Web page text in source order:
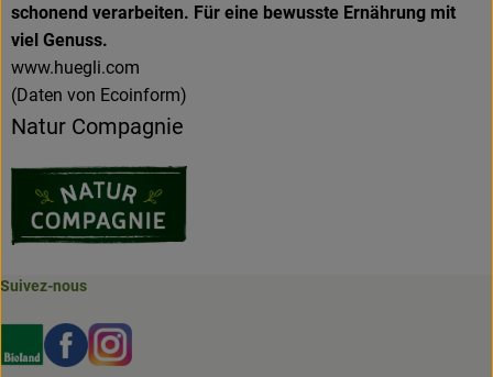
schonend verarbeiten. Für eine bewusste Ernährung mit
viel Genuss.
www.huegli.com
(Daten von Ecoinform)
Natur Compagnie
Suivez-nous
Externer Link zu https://www.bioland.de/verbraucher
Externer Link zu https://www.facebook.com/
Externer Link zu https://www.instagram.com/